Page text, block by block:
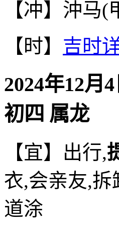
【冲】沖马(
【时】 吉时
2024年12月
初四 属龙
【宜】出行,
衣,会亲友,拆
道涂